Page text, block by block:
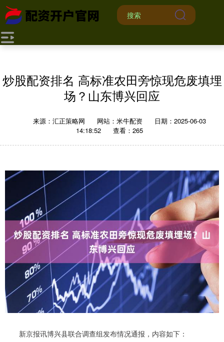
炒股配资排名 高标准农田旁惊现危废填埋
场？山东博兴回应
来源：汇正策略网 网站：米牛配资
日期：2025-06-03
14:18:52
查看：265
新京报讯博兴县联合调查组发布情况通报，内容如下：